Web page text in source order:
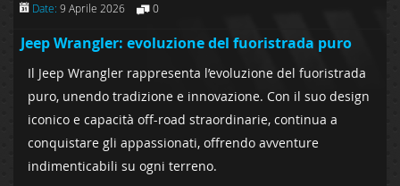
Date: 9 Aprile 2026 0
Jeep Wrangler: evoluzione del fuoristrada puro
Il Jeep Wrangler rappresenta l’evoluzione del fuoristrada
puro, unendo tradizione e innovazione. Con il suo design
iconico e capacità off-road straordinarie, continua a
conquistare gli appassionati, offrendo avventure
indimenticabili su ogni terreno.